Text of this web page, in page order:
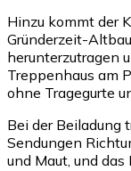
Hinzu kommt der
Gründerzeit-
herunterzutragen
Treppenhaus am
ohne Tragegurte
Bei der Beiladung
Sendungen
und Maut, und